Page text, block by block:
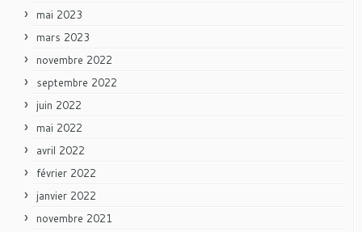
mai 2023
mars 2023
novembre 2022
septembre 2022
juin 2022
mai 2022
avril 2022
février 2022
janvier 2022
novembre 2021